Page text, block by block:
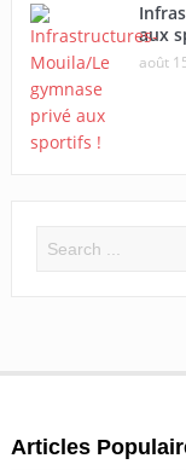
aux
août
Articles